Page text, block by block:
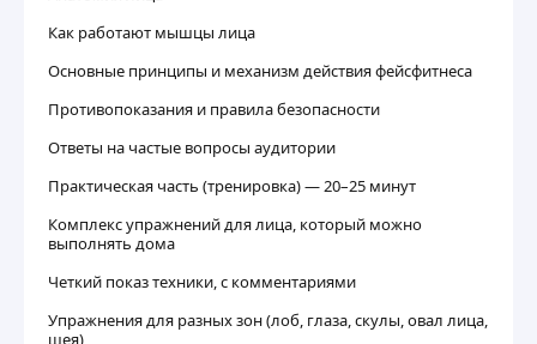
Как работают мышцы лица
Основные принципы и механизм действия фейсфитнеса
Противопоказания и правила безопасности
Ответы на частые вопросы аудитории
Практическая часть (тренировка) — 20–25 минут
Комплекс упражнений для лица, который можно
выполнять дома
Четкий показ техники, с комментариями
Упражнения для разных зон (лоб, глаза, скулы, овал лица,
шея)